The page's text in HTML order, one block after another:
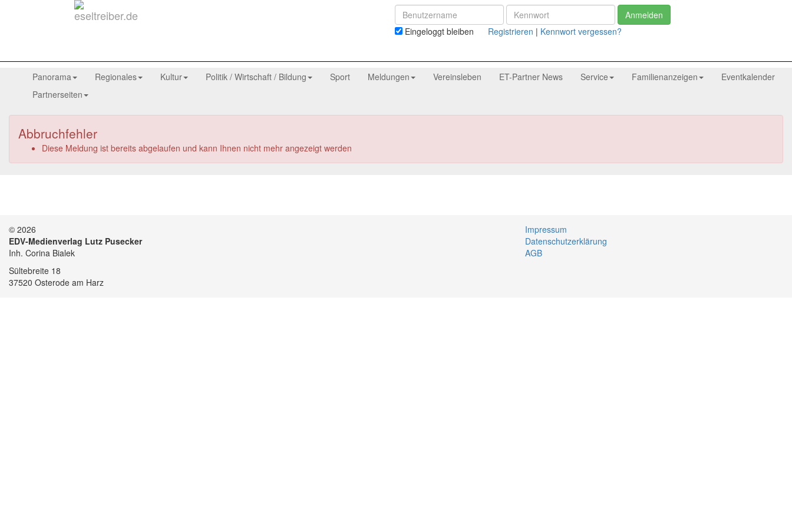
Anmelden
Eingeloggt bleiben Registrieren | Kennwort vergessen?
Panorama Regionales Kultur Politik / Wirtschaft / Bildung Sport Meldungen Vereinsleben ET-Partner News Service Familienanzeigen
Eventkalender
Partnerseiten
Abbruchfehler
Diese Meldung ist bereits abgelaufen und kann Ihnen nicht mehr angezeigt werden
© 2026
EDV-Medienverlag Lutz Pusecker
Inh. Corina Bialek
Sültebreite 18
37520 Osterode am Harz
Impressum
Datenschutzerklärung
AGB